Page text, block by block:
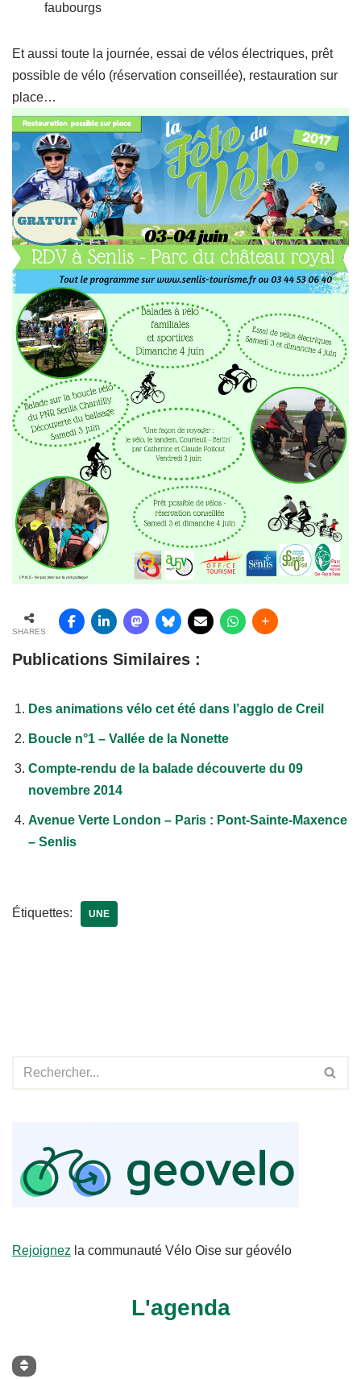
faubourgs
Et aussi toute la journée, essai de vélos électriques, prêt
possible de vélo (réservation conseillée), restauration sur
place…
SHARES
Publications Similaires :
Des animations vélo cet été dans l’agglo de Creil
Boucle n°1 – Vallée de la Nonette
Compte-rendu de la balade découverte du 09
novembre 2014
Avenue Verte London – Paris : Pont-Sainte-Maxence
– Senlis
Étiquettes: UNE
Rejoignez la communauté Vélo Oise sur géovélo
L'agenda